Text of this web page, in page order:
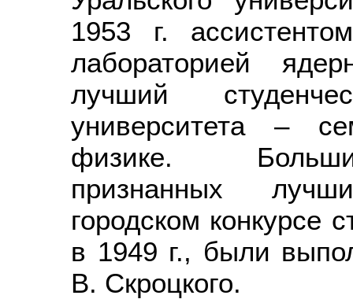
1953 г.
лабораторией
лучший
университета –
физике.
признанных
городском конкурсе
в 1949 г., были
В. Скроцкого.